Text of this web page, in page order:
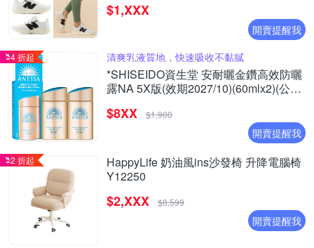
$1,XXX
開賣提醒我
4 折起 清爽乳液質地，快速吸收不黏膩
*SHISEIDO資生堂 安耐曬金鑽高效防曬
露NA 5X版(效期2027/10)(60mlx2)(公司
$8XX $1,900
開賣提醒我
2 折起
HappyLife 奶油風ins沙發椅 升降電腦椅
Y12250
$2,XXX $8,599
開賣提醒我